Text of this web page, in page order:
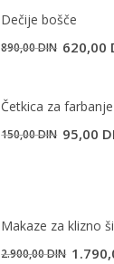
Dečije bošče
890,00DIN 620,00
Četkica za
150,00DIN
150,00
95,00
2.900,00DIN